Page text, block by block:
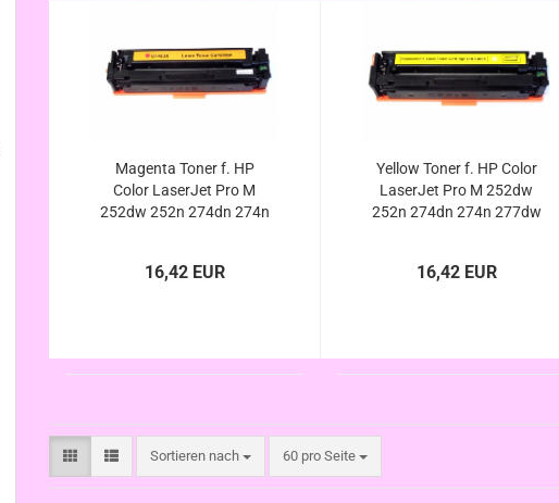
Magenta Toner f. HP
Color LaserJet Pro M
252dw 252n 274dn 274n
CF403A kompatibel
16,42 EUR
Yellow Toner f. HP Color
LaserJet Pro M 252dw
252n 274dn 274n 277dw
kompatibel
16,42 EUR
Sortieren nach
Sortieren nach 60 pro Seite
pro Seite